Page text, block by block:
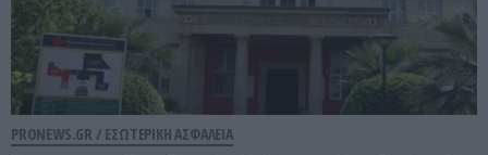
PRONEWS.GR / ΕΣΩΤΕΡΙΚΗ ΑΣΦΑΛΕΙΑ